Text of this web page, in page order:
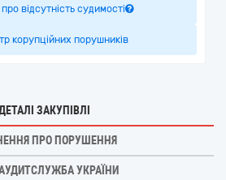
відсутність судимості
корупційних порушників
ЗАКУПІВЛІ
ПРО ПОРУШЕННЯ
УКРАЇНИ